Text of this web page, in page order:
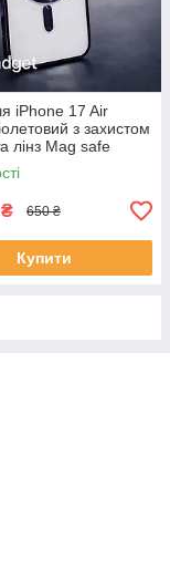
iPhone 17 Air
з захистом
лінз Mag safe
₴ 650 ₴
Купити